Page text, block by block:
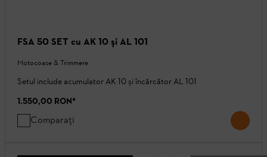
FSA 50 SET cu AK 10 şi AL 101
Motocoase & Trimmere
Setul include acumulator AK 10 și încărcător AL 101
1.550,00 RON*
Comparați